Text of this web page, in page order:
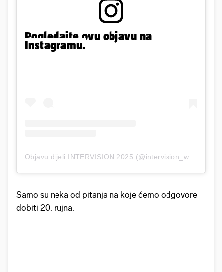
Pogledajte ovu objavu na
Instagramu.
Objavu dijeli INTERVISION 2025 (@intervision_world)
Samo su neka od pitanja na koje ćemo odgovore
dobiti 20. rujna.